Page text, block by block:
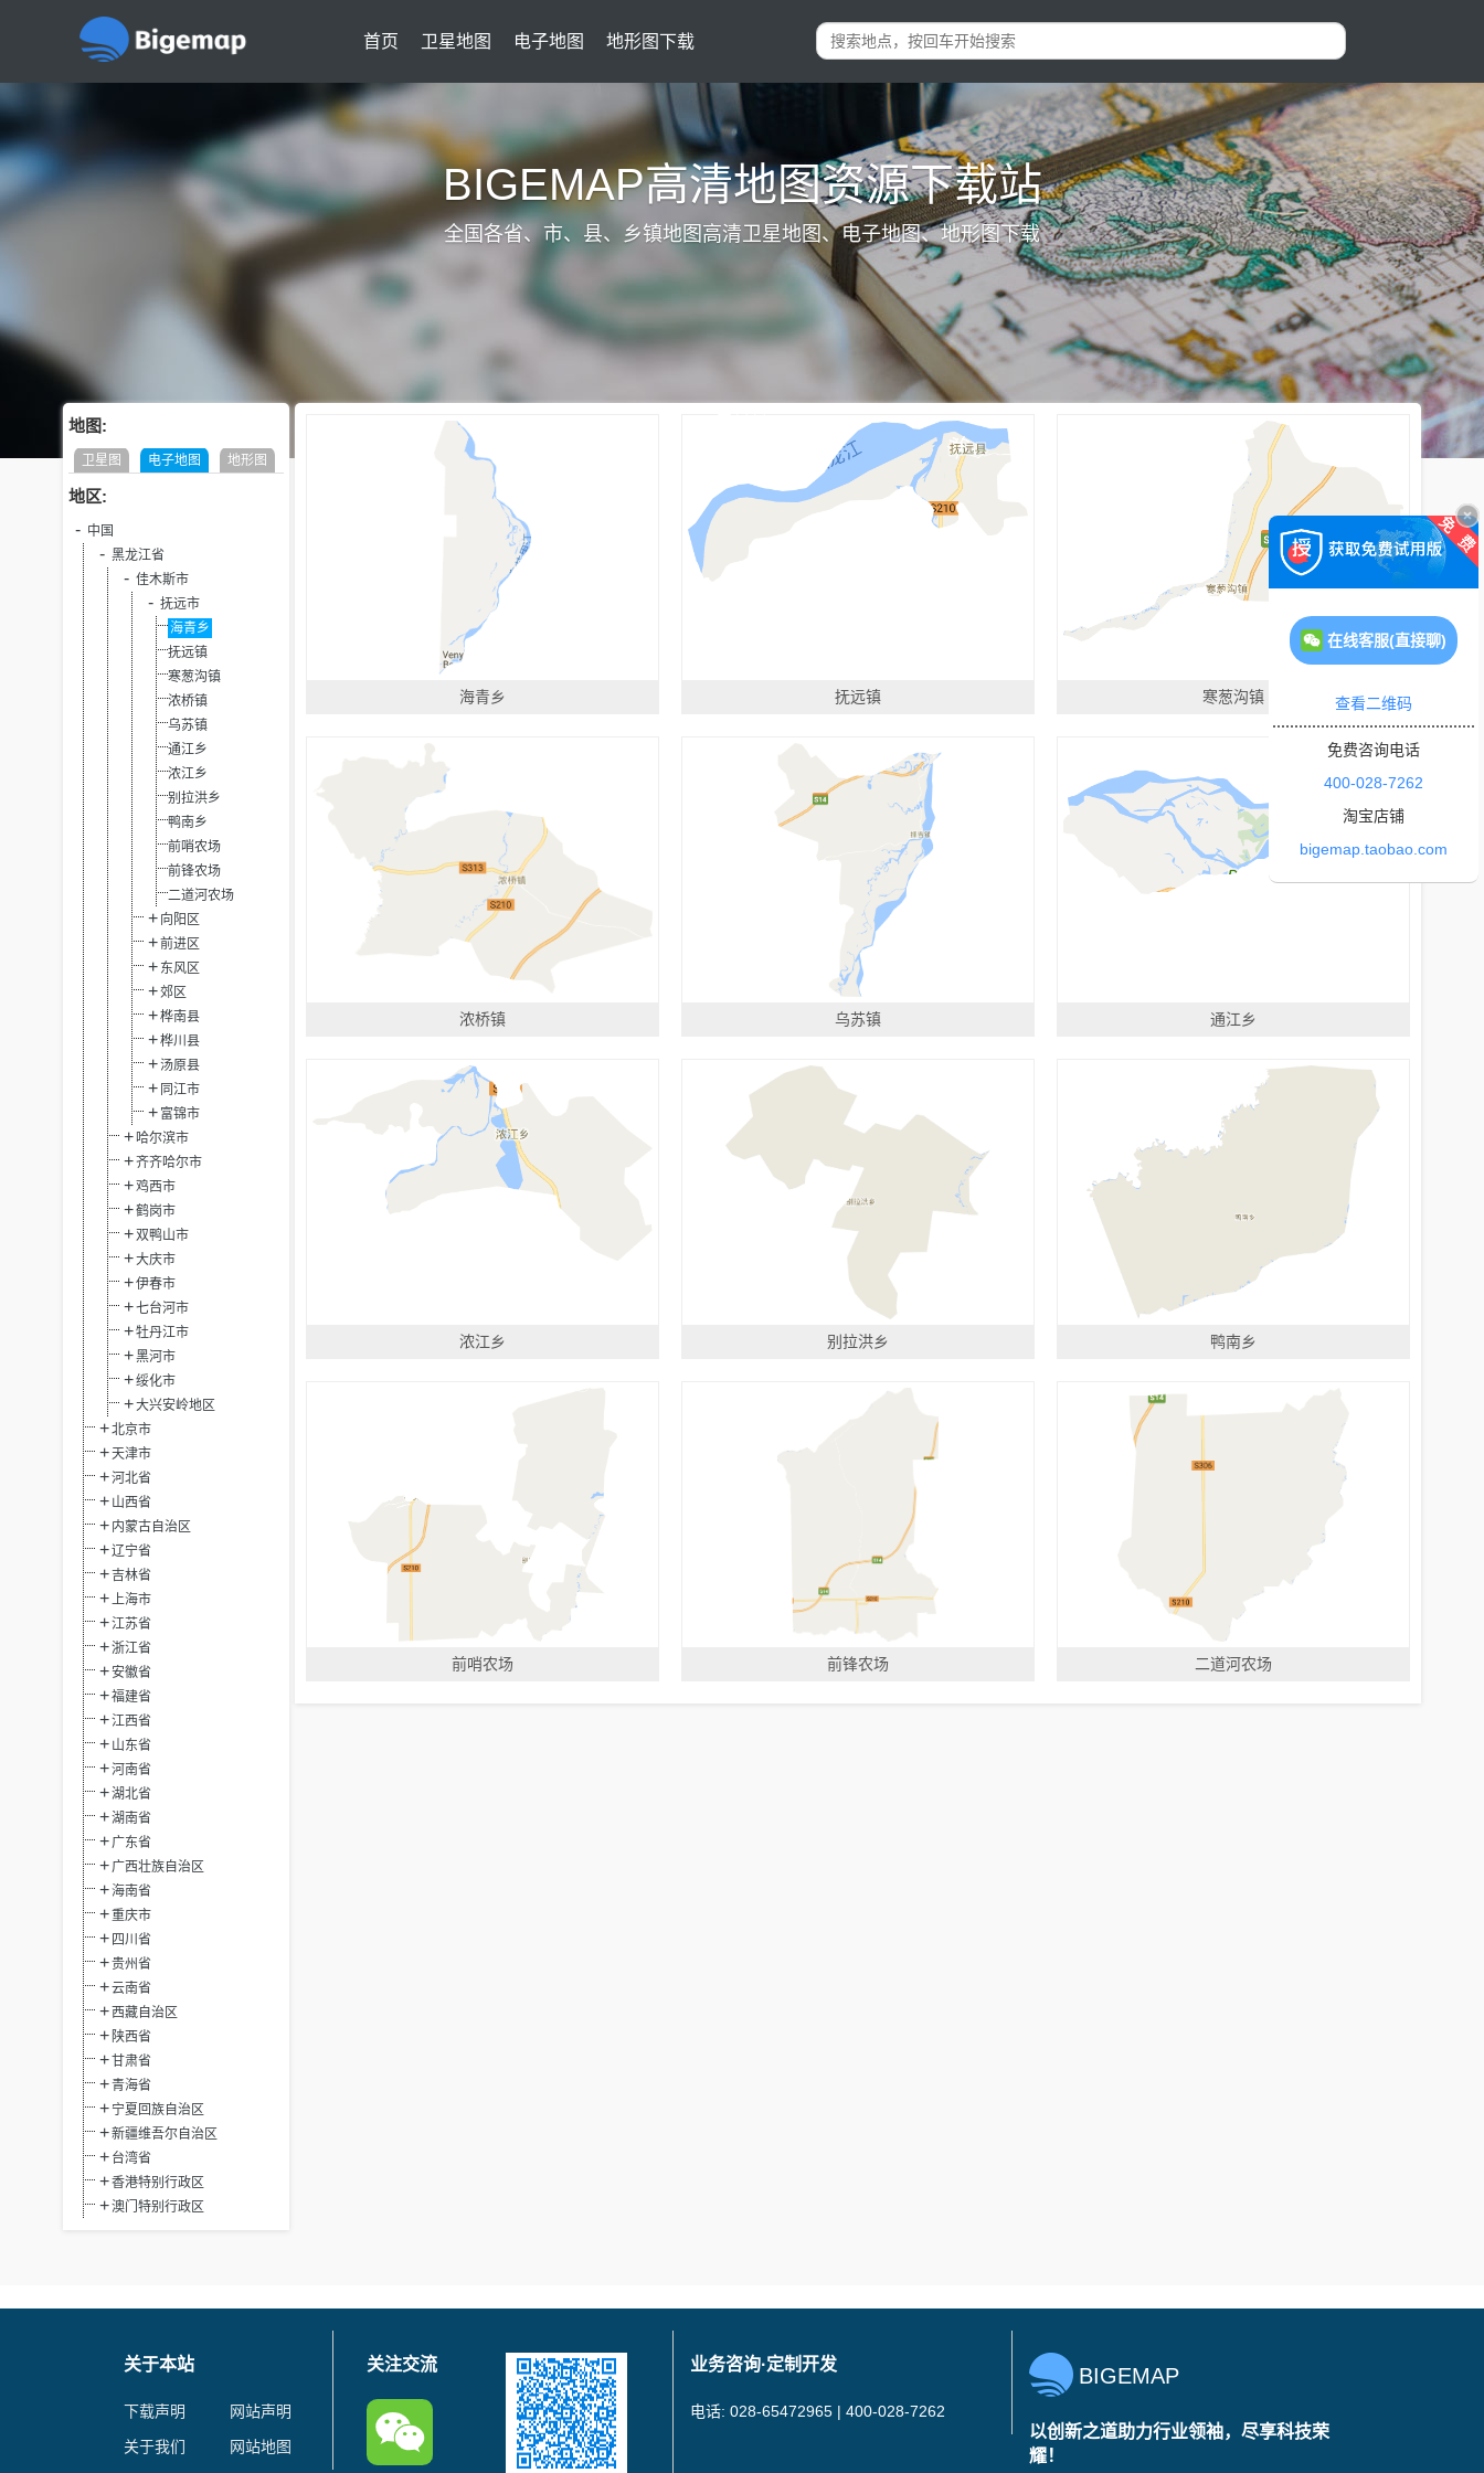
首页 卫星地图 电子地图 地形图下载
BIGEMAP高清地图资源下载站
全国各省、市、县、乡镇地图高清卫星地图、电子地图、地形图下载
地图:
卫星图 电子地图 地形图
地区:
中国
黑龙江省
佳木斯市
抚远市
海青乡
抚远镇
寒葱沟镇
浓桥镇
乌苏镇
通江乡
浓江乡
别拉洪乡
鸭南乡
前哨农场
前锋农场
二道河农场
向阳区
前进区
东风区
郊区
桦南县
桦川县
汤原县
同江市
富锦市
哈尔滨市
齐齐哈尔市
鸡西市
鹤岗市
双鸭山市
大庆市
伊春市
七台河市
牡丹江市
黑河市
绥化市
大兴安岭地区
北京市
天津市
河北省
山西省
内蒙古自治区
辽宁省
吉林省
上海市
江苏省
浙江省
安徽省
福建省
江西省
山东省
河南省
湖北省
湖南省
广东省
广西壮族自治区
海南省
重庆市
四川省
贵州省
云南省
西藏自治区
陕西省
甘肃省
青海省
宁夏回族自治区
新疆维吾尔自治区
台湾省
香港特别行政区
澳门特别行政区
海青乡 抚远镇 寒葱沟镇
浓桥镇 乌苏镇 通江乡
浓江乡 别拉洪乡 鸭南乡
前哨农场 前锋农场 二道河农场
关于本站
下载声明
网站声明
关于我们
网站地图
关注交流 业务咨询·定制开发
电话: 028-65472965 | 400-028-7262
BIGEMAP
以创新之道助力行业领袖，尽享科技荣
耀！
在线客服(直接聊)
查看二维码
免费咨询电话
400-028-7262
淘宝店铺
bigemap.taobao.com